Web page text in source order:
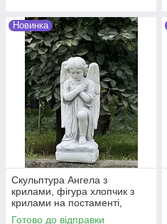
Новинка
Скульптура Ангела з
крилами, фігура хлопчик з
крилами на постаменті,
Ангел з арт-бетону сірого-
Готово до відправки